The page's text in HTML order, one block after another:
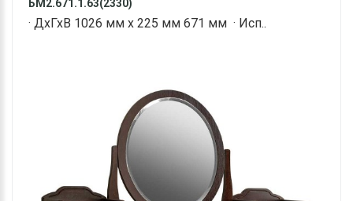
БМ2.671.1.63(2330)
· ДхГхВ 1026 мм х 225 мм 671 мм · Исп..